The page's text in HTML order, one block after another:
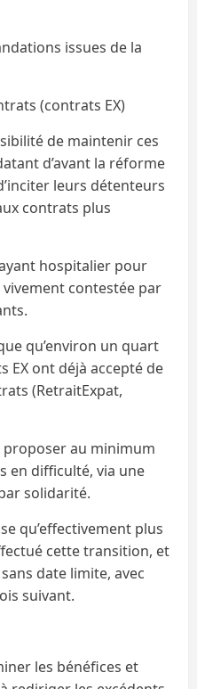
issues de la
(contrats EX)
de maintenir ces
d’avant la réforme
leurs détenteurs
contrats plus
hospitalier pour
contestée par
qu’environ un quart
EX ont déjà accepté de
(RetraitExpat,
proposer au minimum
en difficulté, via une
solidarité.
qu’effectivement plus
cette transition, et
date limite, avec
suivant.
les bénéfices et